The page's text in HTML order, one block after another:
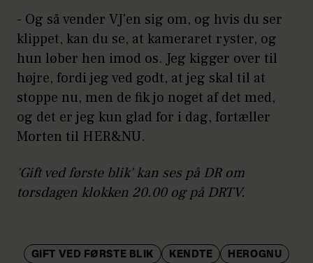
- Og så vender VJ'en sig om, og hvis du ser
klippet, kan du se, at kameraret ryster, og
hun løber hen imod os. Jeg kigger over til
højre, fordi jeg ved godt, at jeg skal til at
stoppe nu, men de fik jo noget af det med,
og det er jeg kun glad for i dag, fortæller
Morten til HER&NU.
'Gift ved første blik' kan ses på DR om
torsdagen klokken 20.00 og på DRTV.
GIFT VED FØRSTE BLIK KENDTE HEROGNU